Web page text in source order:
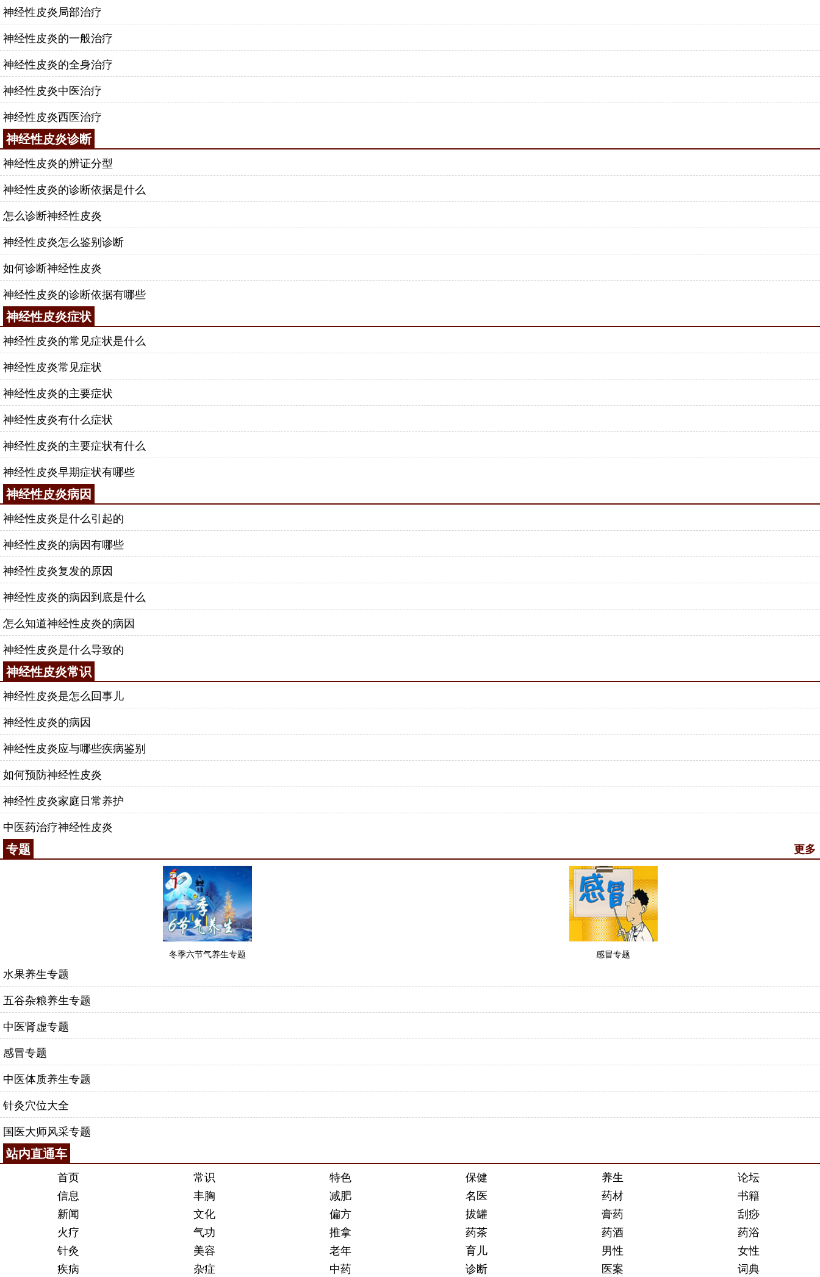
神经性皮炎局部治疗
神经性皮炎的一般治疗
神经性皮炎的全身治疗
神经性皮炎中医治疗
神经性皮炎西医治疗
神经性皮炎诊断
神经性皮炎的辨证分型
神经性皮炎的诊断依据是什么
怎么诊断神经性皮炎
神经性皮炎怎么鉴别诊断
如何诊断神经性皮炎
神经性皮炎的诊断依据有哪些
神经性皮炎症状
神经性皮炎的常见症状是什么
神经性皮炎常见症状
神经性皮炎的主要症状
神经性皮炎有什么症状
神经性皮炎的主要症状有什么
神经性皮炎早期症状有哪些
神经性皮炎病因
神经性皮炎是什么引起的
神经性皮炎的病因有哪些
神经性皮炎复发的原因
神经性皮炎的病因到底是什么
怎么知道神经性皮炎的病因
神经性皮炎是什么导致的
神经性皮炎常识
神经性皮炎是怎么回事儿
神经性皮炎的病因
神经性皮炎应与哪些疾病鉴别
如何预防神经性皮炎
神经性皮炎家庭日常养护
中医药治疗神经性皮炎
更多
专题
冬季六节气养生专题 感冒专题
水果养生专题
五谷杂粮养生专题
中医肾虚专题
感冒专题
中医体质养生专题
针灸穴位大全
国医大师风采专题
站内直通车
首页 常识 特色 保健 养生
论坛
信息
丰胸 减肥 名医 药材
书籍
新闻
文化 偏方 拔罐 膏药
刮痧
火疗
气功 推拿 药茶 药酒
药浴
针灸
美容 老年 育儿 男性
女性
疾病
杂症 中药 诊断 医案 词典